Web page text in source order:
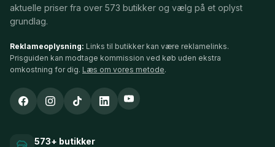
aktuelle priser fra over 573 butikker og vælg på et oplyst
grundlag.
Reklameoplysning: Links til butikker kan være reklamelinks.
Prisguiden kan modtage kommission ved køb uden ekstra
omkostning for dig. Læs om vores metode.
573+ butikker